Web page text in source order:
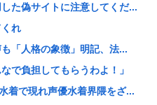
へ 都市部で9月末に
万円だったらどっち選...
絶対に男受けが悪いカラダ...
行しギネス記録...
える画像・最高な画像」貼...
た偽サイトに注意してくだ...
れ
「人格の象徴」明記、法...
で負担してもらうわよ！」
着で現れ声優水着界隈をざ...